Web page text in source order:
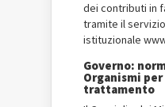
dei contributi in
tramite il
istituzionale
Governo:
Organismi
trattamento